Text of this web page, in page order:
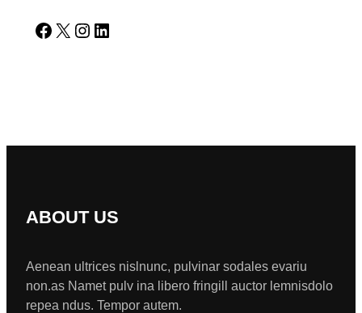
Facebook X Instagram LinkedIn
ABOUT US
Aenean ultrices nislnunc, pulvinar sodales evariu
non.as Namet pulv ina libero fringill auctor lemnisdolo
repea ndus. Tempor autem.